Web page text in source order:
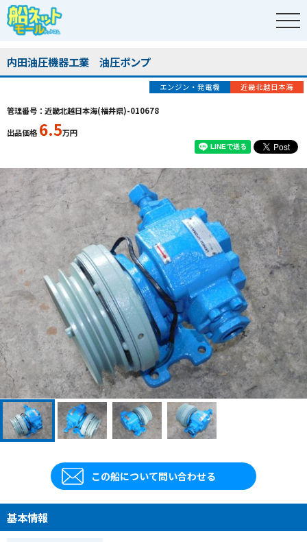
内田油圧機器工業 油圧ポンプ
エンジン・発電機 近畿北越日本海
管理番号：近畿北越日本海(福井県)-010678
出品価格6.5万円
この船について問い合わせる
基本情報